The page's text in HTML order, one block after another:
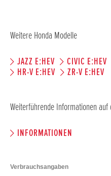
Weitere Honda Modelle
JAZZ E:HEV CIVIC E:HEV
HR-V E:HEV
ZR-V E:HEV
Weiterführende Informationen auf
INFORMATIONEN
Verbrauchsangaben